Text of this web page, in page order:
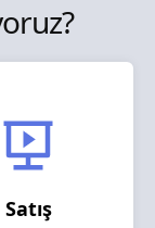
Satış